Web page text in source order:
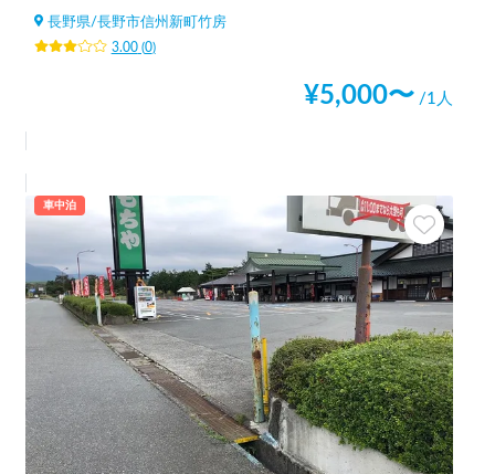
長野県/長野市信州新町竹房
3.00(0)
¥5,000〜 /1人
車中泊